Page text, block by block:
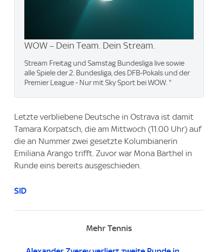
WOW – Dein Team. Dein Stream.
Stream Freitag und Samstag Bundesliga live sowie
alle Spiele der 2. Bundesliga, des DFB-Pokals und der
Premier League - Nur mit Sky Sport bei WOW. "
Letzte verbliebene Deutsche in Ostrava ist damit
Tamara Korpatsch, die am Mittwoch (11.00 Uhr) auf
die an Nummer zwei gesetzte Kolumbianerin
Emiliana Arango trifft. Zuvor war Mona Barthel in
Runde eins bereits ausgeschieden.
SID
Mehr Tennis